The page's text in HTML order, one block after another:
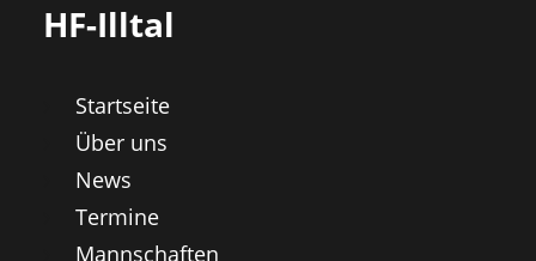
HF-Illtal
Startseite
Über uns
News
Termine
Mannschaften